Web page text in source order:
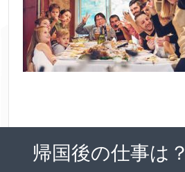
帰国後の仕事は？